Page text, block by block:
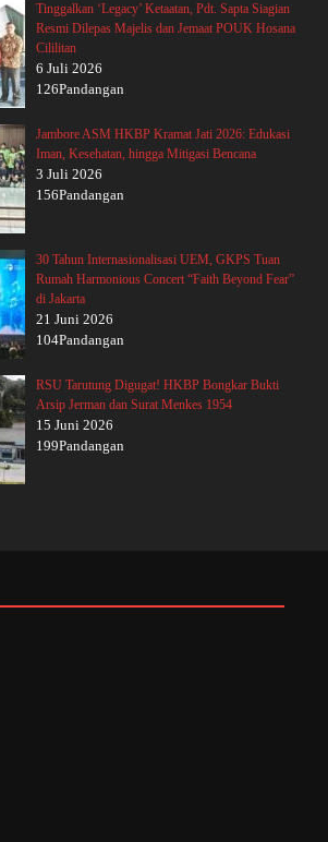
Tinggalkan ‘Legacy’ Ketaatan, Pdt. Sapta Siagian
Resmi Dilepas Majelis dan Jemaat POUK Hosana
Cililitan
6 Juli 2026
126Pandangan
Jambore ASM HKBP Kramat Jati 2026: Edukasi
Iman, Kesehatan, hingga Mitigasi Bencana
3 Juli 2026
156Pandangan
30 Tahun Internasionalisasi UEM, GKPS Tuan
Rumah Harmonious Concert “Faith Beyond Fear”
di Jakarta
21 Juni 2026
104Pandangan
RSU Tarutung Digugat! HKBP Bongkar Bukti
Arsip Jerman dan Surat Menkes 1954
15 Juni 2026
199Pandangan